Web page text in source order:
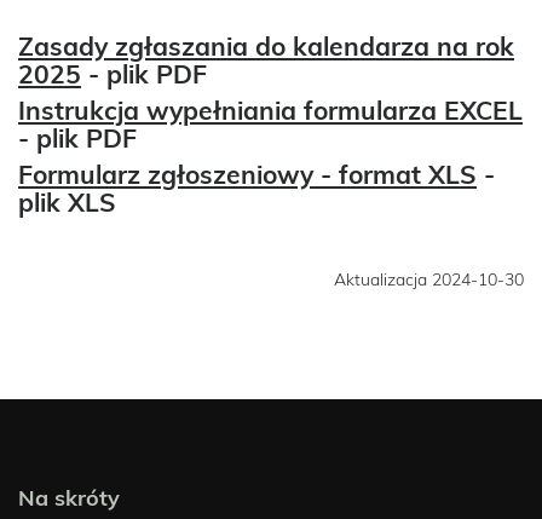
Zasady zgłaszania do kalendarza na rok
2025 - plik PDF
Instrukcja wypełniania formularza EXCEL
- plik PDF
Formularz zgłoszeniowy - format XLS -
plik XLS
Aktualizacja 2024-10-30
Na skróty